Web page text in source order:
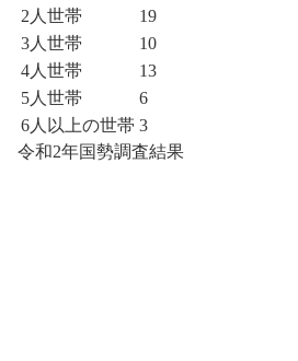
2人世帯
19
3人世帯
10
4人世帯
13
5人世帯
6
6人以上の世帯 3
令和2年国勢調査結果